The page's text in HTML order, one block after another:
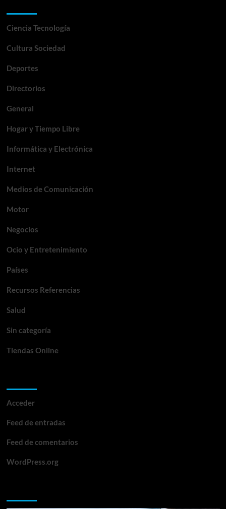
Ciencia Tecnología
Cultura Sociedad
Deportes
Directorios
General
Hogar y Tiempo Libre
Informática y Electrónica
Internet
Medios de Comunicación
Motor
Negocios
Ocio y Entretenimiento
Países
Recursos Referencias
Salud
Sin categoría
Tiendas Online
Acceder
Feed de entradas
Feed de comentarios
WordPress.org